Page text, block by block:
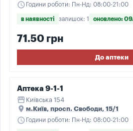
schedule Години роботи: Пн-Нд: 08:00-21:00
в наявності залишок: 1 оновлено:
71.50 грн
До аптеки
Аптека 9-1-1
storefront Київська 154
place м.Київ, просп. Свободи, 15/1
schedule Години роботи: Пн-Нд: 08:00-21:00